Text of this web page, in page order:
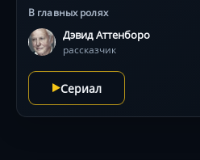
В главных ролях
Дэвид Аттенборо
рассказчик
Сериал